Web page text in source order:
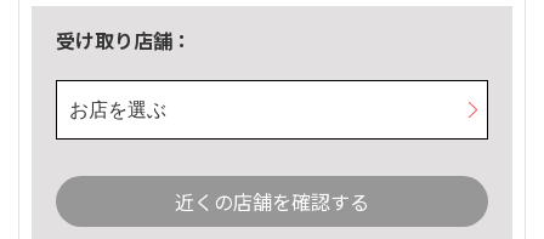
受け取り店舗：
お店を選ぶ
近くの店舗を確認する